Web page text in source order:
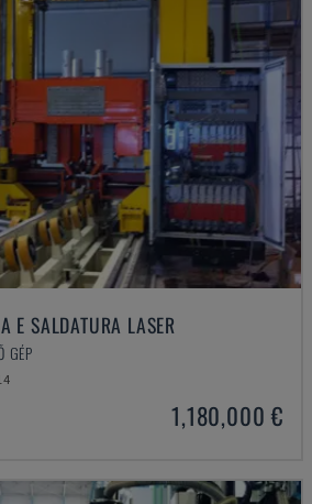
E SALDATURA LASER
GÉP
1,180,000 €